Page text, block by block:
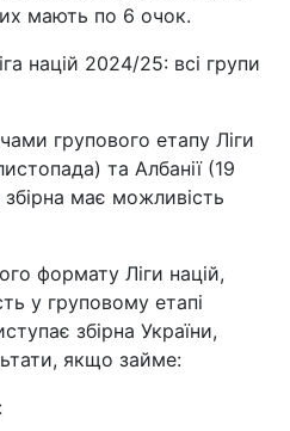
мають по 6 очок.
націй 2024/25: всі групи
групового етапу Ліги
та Албанії (19
має можливість
формату Ліги націй,
у груповому етапі
збірна України,
якщо займе: